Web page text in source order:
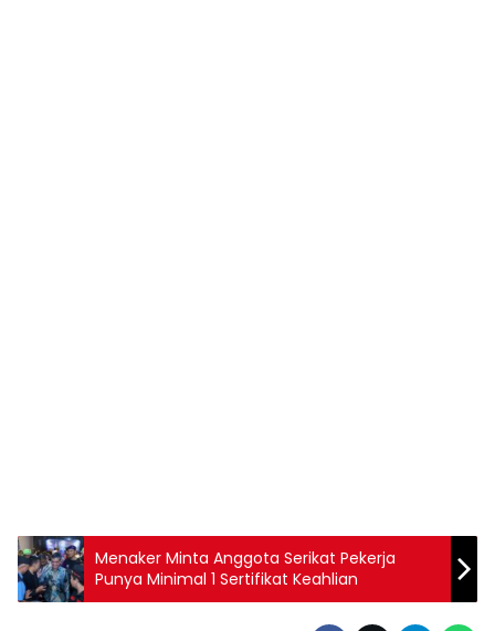
Menaker Minta Anggota Serikat Pekerja
Punya Minimal 1 Sertifikat Keahlian